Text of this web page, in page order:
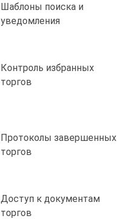
Шаблоны поиска и
уведомления
Контроль избранных
торгов
Протоколы завершенных
торгов
Доступ к документам
торгов